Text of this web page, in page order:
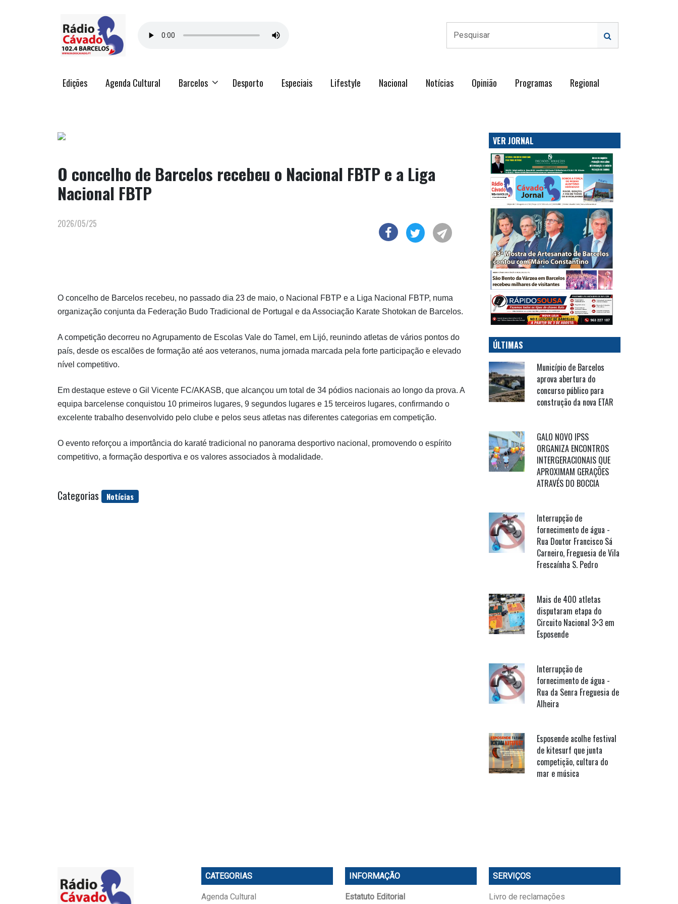
Edições Agenda Cultural Barcelos Desporto Especiais Lifestyle Nacional Notícias Opinião Programas Regional
O concelho de Barcelos recebeu o Nacional FBTP e a Liga
Nacional FBTP
2026/05/25
O concelho de Barcelos recebeu, no passado dia 23 de maio, o Nacional FBTP e a Liga Nacional FBTP, numa
organização conjunta da Federação Budo Tradicional de Portugal e da Associação Karate Shotokan de Barcelos.
A competição decorreu no Agrupamento de Escolas Vale do Tamel, em Lijó, reunindo atletas de vários pontos do
país, desde os escalões de formação até aos veteranos, numa jornada marcada pela forte participação e elevado
nível competitivo.
Em destaque esteve o Gil Vicente FC/AKASB, que alcançou um total de 34 pódios nacionais ao longo da prova. A
equipa barcelense conquistou 10 primeiros lugares, 9 segundos lugares e 15 terceiros lugares, confirmando o
excelente trabalho desenvolvido pelo clube e pelos seus atletas nas diferentes categorias em competição.
O evento reforçou a importância do karaté tradicional no panorama desportivo nacional, promovendo o espírito
competitivo, a formação desportiva e os valores associados à modalidade.
Categorias Notícias
VER JORNAL
ÚLTIMAS
Município de Barcelos
aprova abertura do
concurso público para
construção da nova ETAR
GALO NOVO IPSS
ORGANIZA ENCONTROS
INTERGERACIONAIS QUE
APROXIMAM GERAÇÕES
ATRAVÉS DO BOCCIA
Interrupção de
fornecimento de água -
Rua Doutor Francisco Sá
Carneiro, Freguesia de Vila
Frescaínha S. Pedro
Mais de 400 atletas
disputaram etapa do
Circuito Nacional 3×3 em
Esposende
Interrupção de
fornecimento de água -
Rua da Senra Freguesia de
Alheira
Esposende acolhe festival
de kitesurf que junta
competição, cultura do
mar e música
CATEGORIAS
Agenda Cultural
INFORMAÇÃO
Estatuto Editorial
SERVIÇOS
Livro de reclamações